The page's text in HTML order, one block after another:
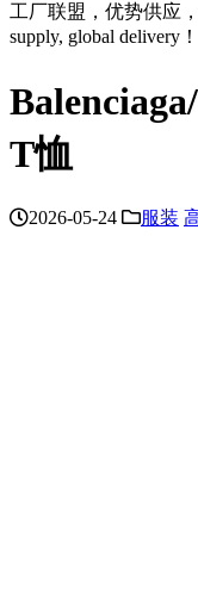
工厂联盟，优势供应，
supply, global delivery！
T恤
2026-05-24 服装